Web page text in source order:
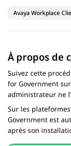
Avaya Workplace
À propos de
Suivez cette
for Government
administrateur ne
Sur les
Government est
après son